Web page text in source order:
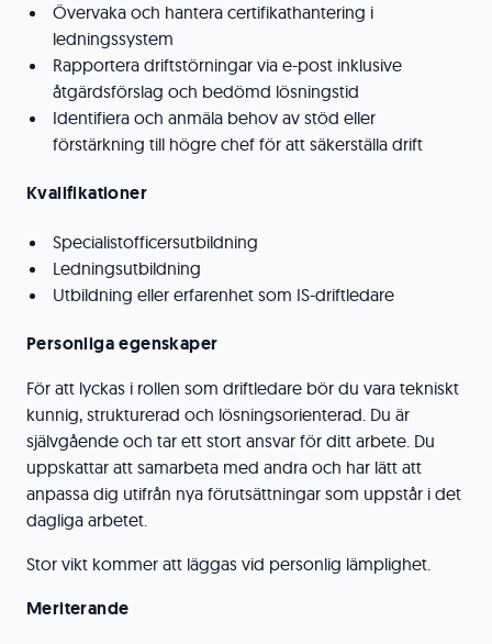
Övervaka och hantera certifikathantering i
ledningssystem
Rapportera driftstörningar via e-post inklusive
åtgärdsförslag och bedömd lösningstid
Identifiera och anmäla behov av stöd eller
förstärkning till högre chef för att säkerställa drift
Kvalifikationer
Specialistofficersutbildning
Ledningsutbildning
Utbildning eller erfarenhet som IS-driftledare
Personliga egenskaper
För att lyckas i rollen som driftledare bör du vara tekniskt
kunnig, strukturerad och lösningsorienterad. Du är
självgående och tar ett stort ansvar för ditt arbete. Du
uppskattar att samarbeta med andra och har lätt att
anpassa dig utifrån nya förutsättningar som uppstår i det
dagliga arbetet.
Stor vikt kommer att läggas vid personlig lämplighet.
Meriterande